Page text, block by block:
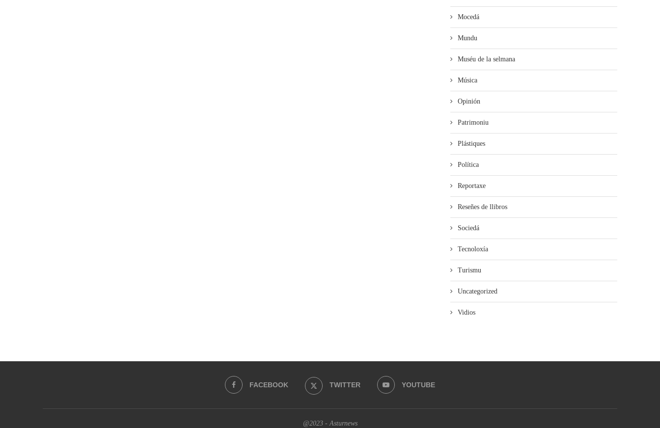
Mocedá
Mundu
Muséu de la selmana
Música
Opinión
Patrimoniu
Plástiques
Política
Reportaxe
Reseñes de llibros
Sociedá
Tecnoloxía
Turismu
Uncategorized
Vidios
FACEBOOK TWITTER YOUTUBE
@2023 - Asturnews